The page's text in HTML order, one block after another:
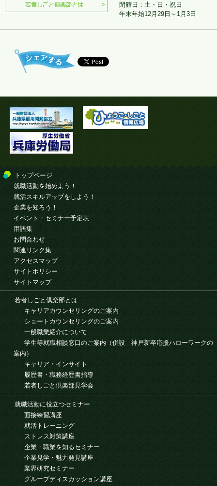
閉館日：土・日・祝日
年末年始12月29日～1月3日
トップページ
就職活動を始めよう！
就活スキルアップをしよう！
企業を知ろう！
イベント・セミナー予定表
用語集
お問合わせ
関連リンク集
アクセスマップ
サイトポリシー
サイトマップ
若者しごと倶楽部とは
キャリアカウンセリングのご案内
ショートカウンセリングのご案内
一般職業紹介について
学生等就職相談窓口のご案内（併設 神戸新卒応援ハローワークの
案内）
キャリア・インサイト
履歴書・職務経歴書指導
若者しごと倶楽部見学会
就職活動に役立つセミナー
面接練習講座
就活トレーニング
ストレス対策講座
企業・職業を知るセミナー
企業見学・魅力発見講座
業界研究セミナー
グループディスカッション講座